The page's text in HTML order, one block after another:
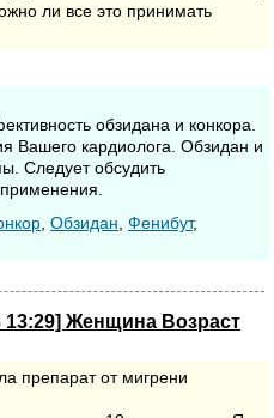
ли все это принимать
обзидана и конкора.
Вашего кардиолога. Обзидан и
Следует обсудить
Обзидан Фенибут,
13:29] Женщина Возраст
препарат от мигрени